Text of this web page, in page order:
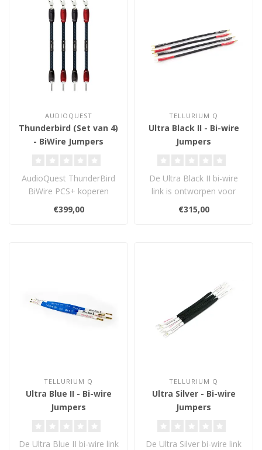
AUDIOQUEST
Thunderbird (Set van 4)
- BiWire Jumpers
AudioQuest ThunderBird
BiWire PCS+ koperen
jumpers. Hiermee kan je
je meestal bl..
€399,00
TELLURIUM Q
Ultra Black II - Bi-wire
Jumpers
De Ultra Black II bi-wire
link is ontworpen voor
gebruik met Tellurium Q
Ultra B..
€315,00
TELLURIUM Q
Ultra Blue II - Bi-wire
Jumpers
De Ultra Blue II bi-wire link
TELLURIUM Q
Ultra Silver - Bi-wire
Jumpers
De Ultra Silver bi-wire link